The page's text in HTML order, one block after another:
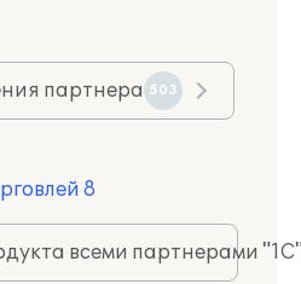
партнера 503
8
всеми партнерами